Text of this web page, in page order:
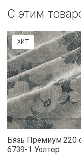
С этим
ХИТ
Бязь Премиум 220
6739-1 Уолтер